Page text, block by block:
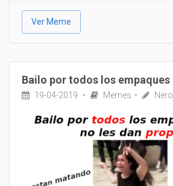
Ver Meme
Bailo por todos los empaques
19-04-2019 Memes Nero